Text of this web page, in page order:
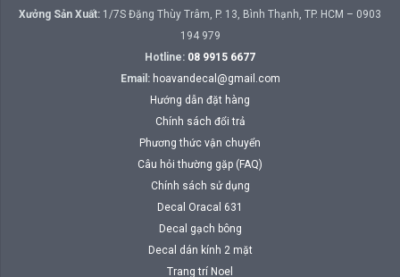
Xưởng Sản Xuất: 1/7S Đặng Thùy Trâm, P. 13, Bình Thạnh, TP. HCM – 0903
194 979
Hotline: 08 9915 6677
Email: hoavandecal@gmail.com
Hướng dẫn đặt hàng
Chính sách đổi trả
Phương thức vận chuyển
Câu hỏi thường gặp (FAQ)
Chính sách sử dụng
Decal Oracal 631
Decal gạch bông
Decal dán kính 2 mặt
Trang trí Noel